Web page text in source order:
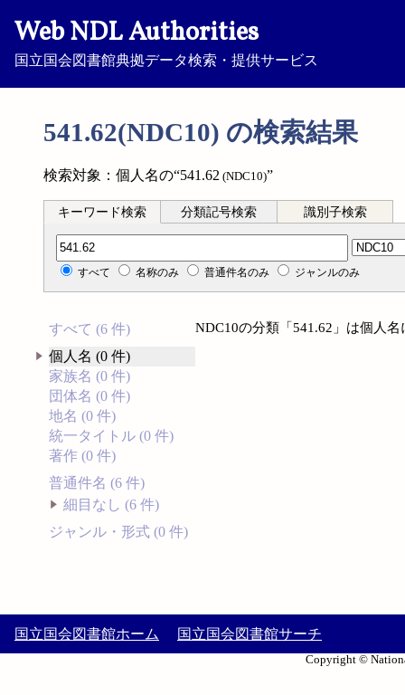
Web NDL Authorities
国立国会図書館典拠データ検索・提供サービス
541.62(NDC10) の検索結果
検索対象：個人名の“541.62 (NDC10)”
キーワード検索 分類記号検索 識別子検索
分類記号検索
すべて 名称のみ 普通件名のみ ジャンルのみ
すべて (6 件)
個人名 (0 件)
家族名 (0 件)
団体名 (0 件)
地名 (0 件)
統一タイトル (0 件)
著作 (0 件)
普通件名 (6 件)
細目なし (6 件)
ジャンル・形式 (0 件)
NDC10の分類「541.62」は個人
国立国会図書館ホーム 国立国会図書館サーチ
Copyright ©